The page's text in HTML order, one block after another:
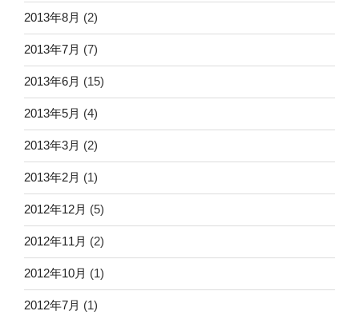
2013年8月 (2)
2013年7月 (7)
2013年6月 (15)
2013年5月 (4)
2013年3月 (2)
2013年2月 (1)
2012年12月 (5)
2012年11月 (2)
2012年10月 (1)
2012年7月 (1)